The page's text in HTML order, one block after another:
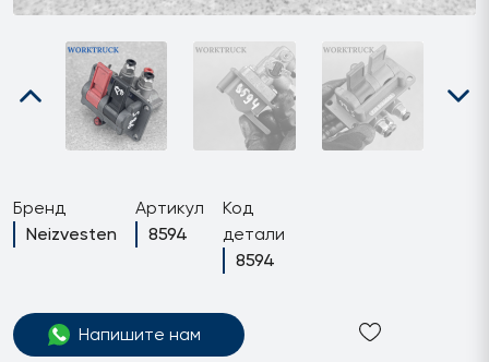
Бренд
Neizvesten
Артикул
8594
Код
детали
8594
Напишите нам